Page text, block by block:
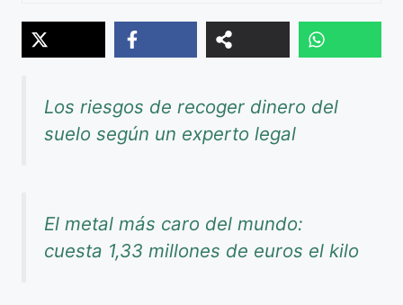
Los riesgos de recoger dinero del
suelo según un experto legal
El metal más caro del mundo:
cuesta 1,33 millones de euros el kilo